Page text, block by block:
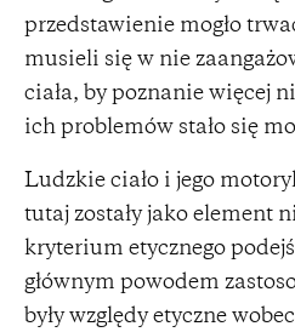
przedstawienie mogło
musieli się w nie
ciała, by poznanie więcej
ich problemów stało się
Ludzkie ciało i jego
tutaj zostały jako element
kryterium etycznego
głównym powodem
były względy etyczne